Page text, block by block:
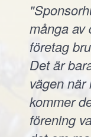
många av
företag
Det är
vägen
kommer
förening